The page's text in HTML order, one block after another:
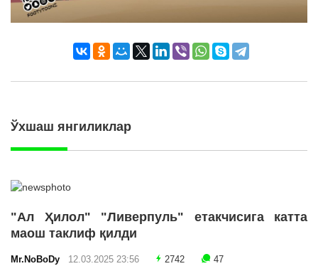
Ўхшаш янгиликлар
"Ал Ҳилол" "Ливерпуль" етакчисига катта
маош таклиф қилди
Mr.NoBoDy 12.03.2025 23:56 2742 47